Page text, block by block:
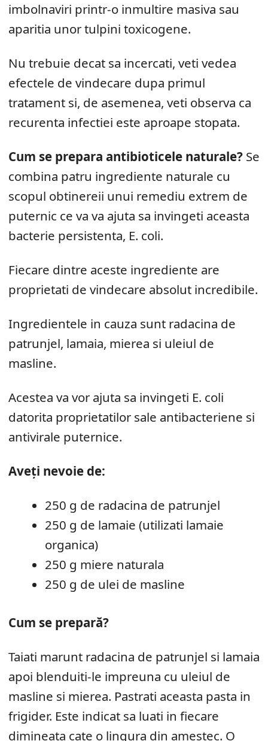
imbolnaviri printr-o inmultire masiva sau
aparitia unor tulpini toxicogene.
Nu trebuie decat sa incercati, veti vedea
efectele de vindecare dupa primul
tratament si, de asemenea, veti observa ca
recurenta infectiei este aproape stopata.
Cum se prepara antibioticele naturale? Se
combina patru ingrediente naturale cu
scopul obtinereii unui remediu extrem de
puternic ce va va ajuta sa invingeti aceasta
bacterie persistenta, E. coli.
Fiecare dintre aceste ingrediente are
proprietati de vindecare absolut incredibile.
Ingredientele in cauza sunt radacina de
patrunjel, lamaia, mierea si uleiul de
masline.
Acestea va vor ajuta sa invingeti E. coli
datorita proprietatilor sale antibacteriene si
antivirale puternice.
Aveți nevoie de:
250 g de radacina de patrunjel
250 g de lamaie (utilizati lamaie
organica)
250 g miere naturala
250 g de ulei de masline
Cum se prepară?
Taiati marunt radacina de patrunjel si lamaia
apoi blenduiti-le impreuna cu uleiul de
masline si mierea. Pastrati aceasta pasta in
frigider. Este indicat sa luati in fiecare
dimineata cate o lingura din amestec. O